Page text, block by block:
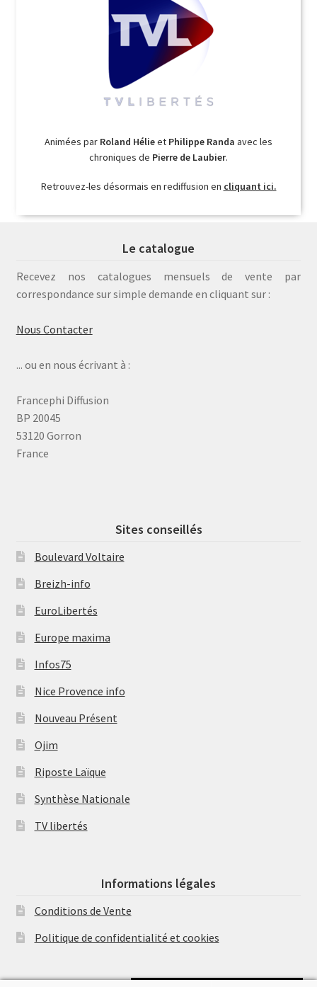
Animées par Roland Hélieet Philippe Randa avec les
chroniques de Pierre de Laubier.
Retrouvez-les désormais en rediffusion en cliquant ici.
Le catalogue
Recevez nos catalogues mensuels de vente par
correspondance sur simple demande en cliquant sur :
Nous Contacter
... ou en nous écrivant à :
Francephi Diffusion
BP 20045
53120 Gorron
France
Sites conseillés
Boulevard Voltaire
Breizh-info
EuroLibertés
Europe maxima
Infos75
Nice Provence info
Nouveau Présent
Ojim
Riposte Laïque
Synthèse Nationale
TV libertés
Informations légales
Conditions de Vente
Politique de confidentialité et cookies